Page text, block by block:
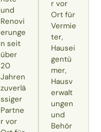
und
Renovi
erunge
n seit
über
20
Jahren
zuverlä
ssiger
Partne
r vor
r vor
Ort für
Vermie
ter,
Hausei
gentü
mer,
Hausv
erwalt
ungen
und
Behör